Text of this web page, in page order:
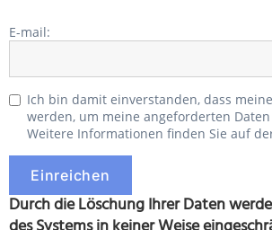
E-mail:
Ich bin damit einverstanden, dass
werden, um meine angeforderten
Weitere Informationen finden Sie auf
Durch die Löschung Ihrer Daten